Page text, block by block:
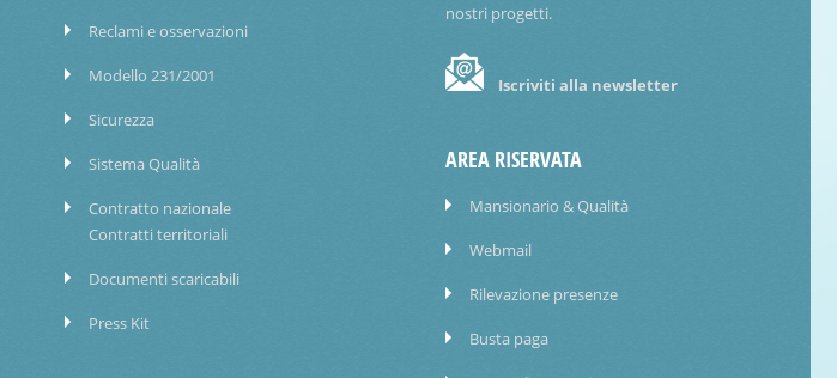
Reclami e osservazioni
Modello 231/2001
Sicurezza
Sistema Qualità
Contratto nazionale
Contratti territoriali
Documenti scaricabili
Press Kit
nostri progetti.
Iscriviti alla newsletter
AREA RISERVATA
Mansionario & Qualità
Webmail
Rilevazione presenze
Busta paga